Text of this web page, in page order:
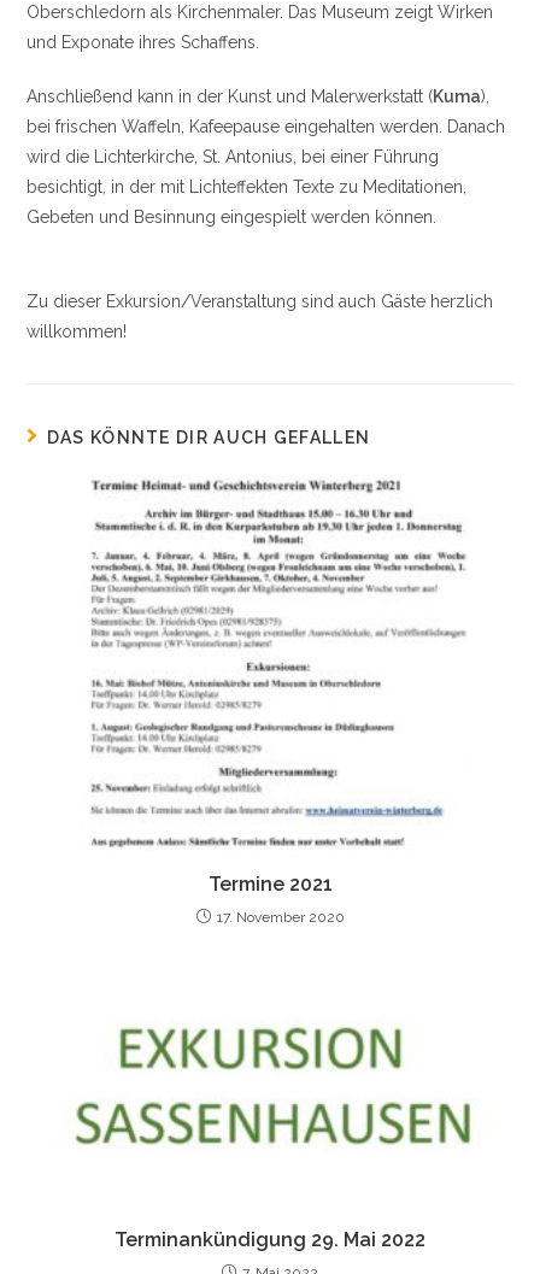
Oberschledorn als Kirchenmaler. Das Museum zeigt Wirken
und Exponate ihres Schaffens.
Anschließend kann in der Kunst und Malerwerkstatt (Kuma),
bei frischen Waffeln, Kafeepause eingehalten werden. Danach
wird die Lichterkirche, St. Antonius, bei einer Führung
besichtigt, in der mit Lichteffekten Texte zu Meditationen,
Gebeten und Besinnung eingespielt werden können.
Zu dieser Exkursion/Veranstaltung sind auch Gäste herzlich
willkommen!
DAS KÖNNTE DIR AUCH GEFALLEN
Termine 2021
17. November 2020
Terminankündigung 29. Mai 2022